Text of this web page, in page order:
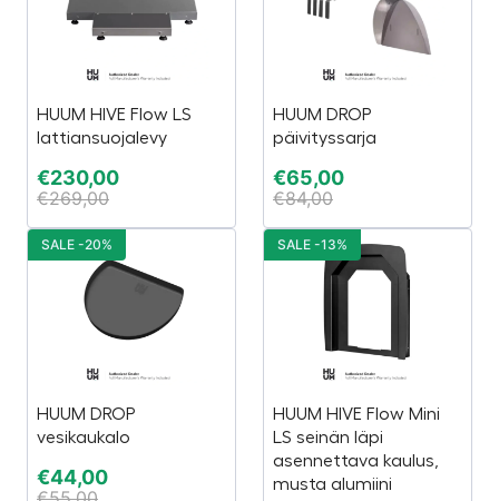
HUUM HIVE Flow LS
lattiansuojalevy
€230,00
€269,00
HUUM DROP
päivityssarja
€65,00
€84,00
HUUM DROP
vesikaukalo
€44,00
SALE -20%
HUUM HIVE Flow Mini
LS seinän läpi
asennettava kaulus,
musta alumiini
SALE -13%